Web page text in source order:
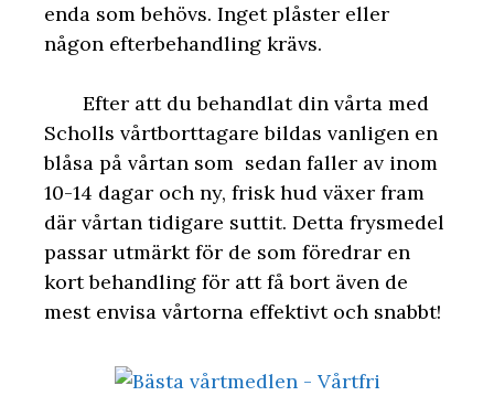
enda som behövs. Inget plåster eller
någon efterbehandling krävs.
Efter att du behandlat din vårta med
Scholls vårtborttagare bildas vanligen en
blåsa på vårtan som sedan faller av inom
10-14 dagar och ny, frisk hud växer fram
där vårtan tidigare suttit. Detta frysmedel
passar utmärkt för de som föredrar en
kort behandling för att få bort även de
mest envisa vårtorna effektivt och snabbt!